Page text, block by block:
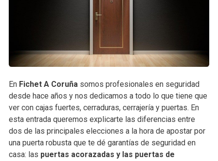
En Fichet A Coruña somos profesionales en seguridad
desde hace años y nos dedicamos a todo lo que tiene que
ver con cajas fuertes, cerraduras, cerrajería y puertas. En
esta entrada queremos explicarte las diferencias entre
dos de las principales elecciones a la hora de apostar por
una puerta robusta que te dé garantías de seguridad en
casa: las puertas acorazadas y las puertas de